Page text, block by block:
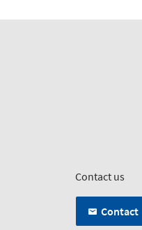
Contact us
Contact